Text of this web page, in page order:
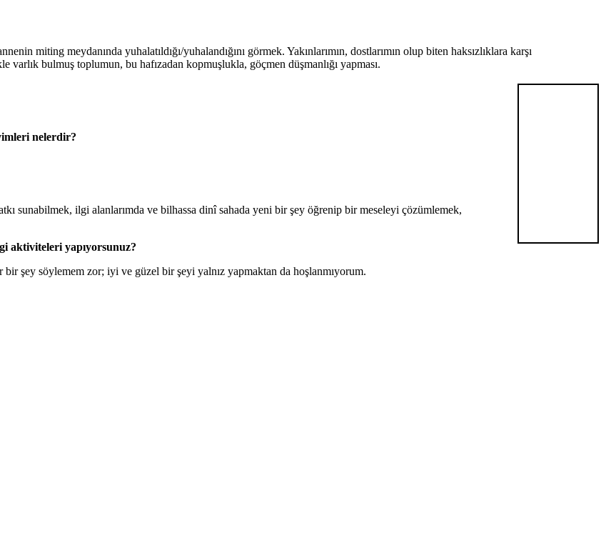
miting meydanında yuhalatıldığı/yuhalandığını görmek. Yakınlarımın, dostlarımın olup biten haksızlıklara karşı
varlık bulmuş toplumun, bu hafızadan kopmuşlukla, göçmen düşmanlığı yapması.
nelerdir?
ilgi alanlarımda ve bilhassa dinî sahada yeni bir şey öğrenip bir meseleyi çözümlemek,
aktiviteleri yapıyorsunuz?
şey söylemem zor; iyi ve güzel bir şeyi yalnız yapmaktan da hoşlanmıyorum.